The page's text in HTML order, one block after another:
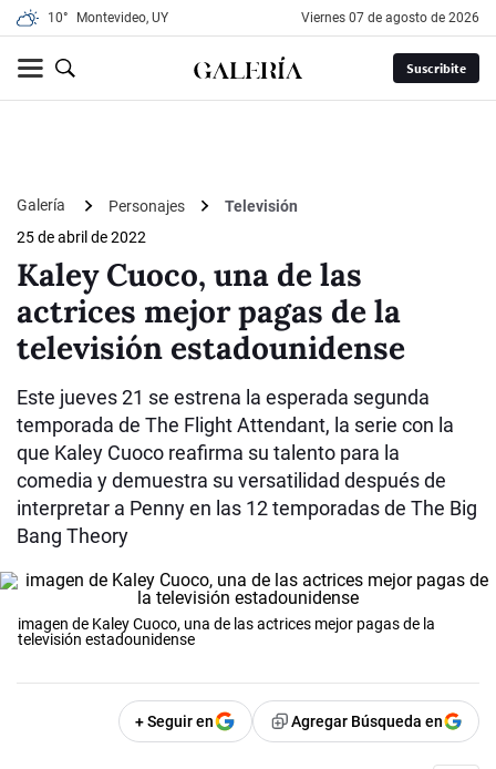
10° Montevideo, UY viernes 07 de agosto de 2026
Suscribite
Galería Personajes
Televisión
25 de abril de 2022
Kaley Cuoco, una de las
actrices mejor pagas de la
televisión estadounidense
Este jueves 21 se estrena la esperada segunda
temporada de The Flight Attendant, la serie con la
que Kaley Cuoco reafirma su talento para la
comedia y demuestra su versatilidad después de
interpretar a Penny en las 12 temporadas de The Big
Bang Theory
imagen de Kaley Cuoco, una de las actrices mejor pagas de la
televisión estadounidense
+ Seguir en Agregar Búsqueda en